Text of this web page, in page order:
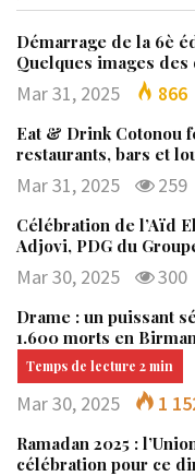
Démarrage de la 6è
Quelques images
Mar 31, 2025 866
Eat & Drink Cotonou
restaurants, bars et
Mar 31, 2025 259
Célébration de l’Aïd
Adjovi, PDG du
Mar 30, 2025 300
Drame : un puissant
1.600 morts en
Mar 30, 2025 1
Ramadan 2025 :
célébration pour ce